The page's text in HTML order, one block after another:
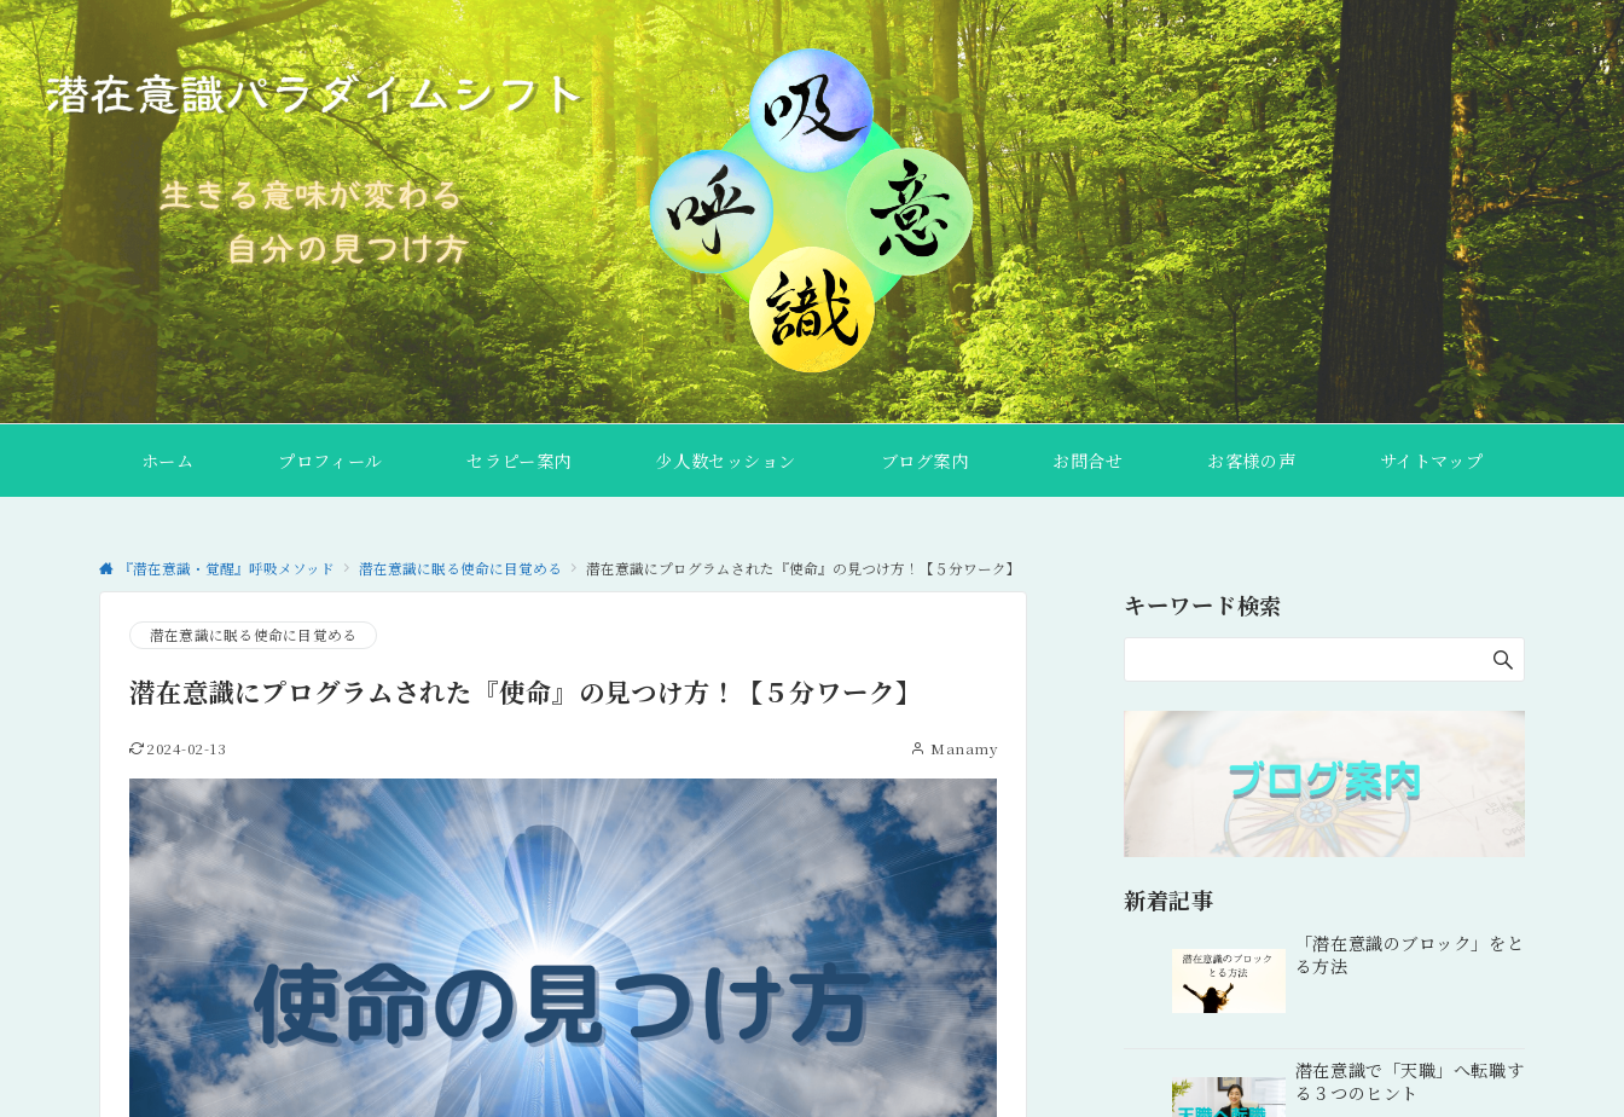
ホーム プロフィール セラピー案内 少人数セッション ブログ案内 お問合せ お客様の声 サイトマップ
『潜在意識・覚醒』呼吸メソッド 潜在意識に眠る使命に目覚める 潜在意識にプログラムされた『使命』の見つけ方！【５分ワーク】
潜在意識に眠る使命に目覚める
潜在意識にプログラムされた『使命』の見つけ方！【５分ワーク】
2024-02-13 Manamy
キーワード検索
新着記事
「潜在意識のブロック」をと
る方法
潜在意識で「天職」へ転職す
る３つのヒント